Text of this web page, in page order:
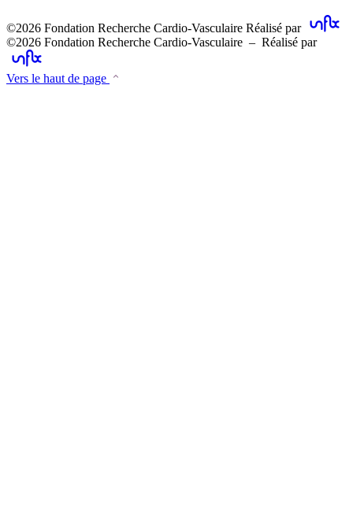
©2026 Fondation Recherche Cardio-Vasculaire Réalisé par
©2026 Fondation Recherche Cardio-Vasculaire – Réalisé par
Vers le haut de page